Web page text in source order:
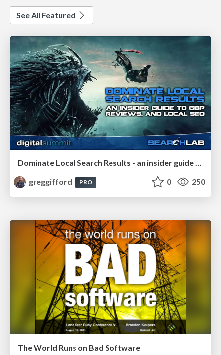
See All Featured
Dominate Local Search Results - an insider guide to GBP, reviews, and Local SEO
greggifford
PRO 0 250
The World Runs on Bad Software